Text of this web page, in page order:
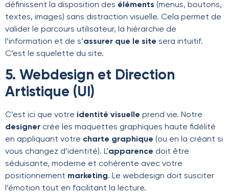
définissent la disposition des éléments (menus, boutons,
textes, images) sans distraction visuelle. Cela permet de
valider le parcours utilisateur, la hiérarchie de
l’information et de s’assurer que le site sera intuitif.
C’est le squelette du site.
5. Webdesign et Direction
Artistique (UI)
C’est ici que votre identité visuelle prend vie. Notre
designer crée les maquettes graphiques haute fidélité
en appliquant votre charte graphique (ou en la créant si
vous changez d’identité). L’apparence doit être
séduisante, moderne et cohérente avec votre
positionnement marketing. Le webdesign doit susciter
l’émotion tout en facilitant la lecture.